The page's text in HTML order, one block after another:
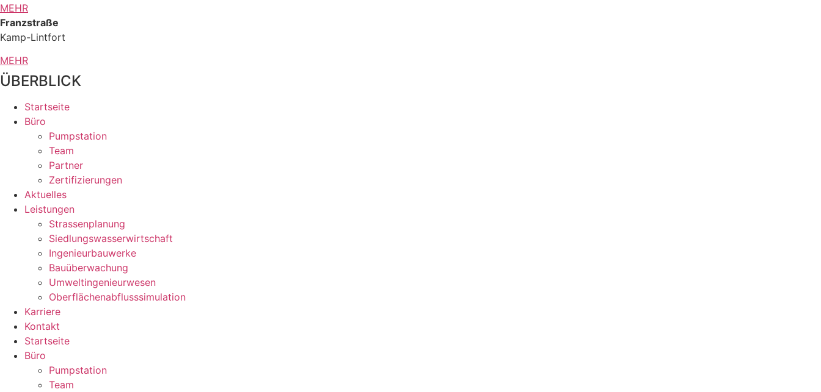
MEHR
Franzstraße
Kamp-Lintfort
MEHR
ÜBERBLICK
Startseite
Büro
Pumpstation
Team
Partner
Zertifizierungen
Aktuelles
Leistungen
Strassenplanung
Siedlungswasserwirtschaft
Ingenieurbauwerke
Bauüberwachung
Umweltingenieurwesen
Oberflächenabflusssimulation
Karriere
Kontakt
Startseite
Büro
Pumpstation
Team